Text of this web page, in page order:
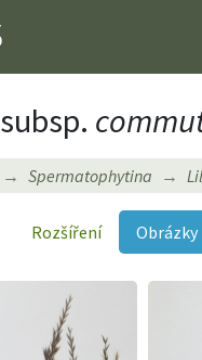
subsp.
Spermatophytina
Rozšíření Obrázky